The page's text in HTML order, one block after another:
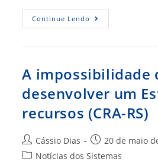
post:
Continue Lendo Governador
Tião
O
Decreto
(CRA-
AC)
A impossibilidade
desenvolver um
recursos (CRA-RS)
Autor
do
Cássio Dias
Post
publicado:
20 de maio
Categoria
Notícias dos Sistemas